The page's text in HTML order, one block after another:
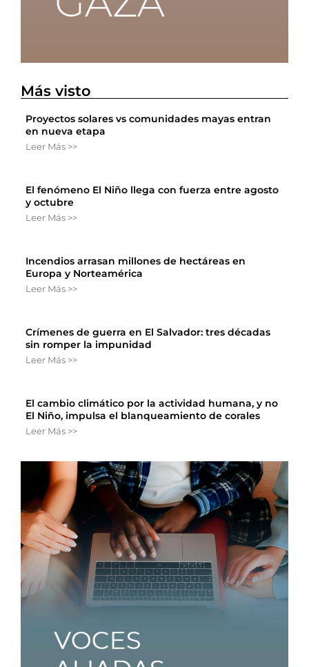
Más visto
Proyectos solares vs comunidades mayas entran
en nueva etapa
Leer Más >>
El fenómeno El Niño llega con fuerza entre agosto
y octubre
Leer Más >>
Incendios arrasan millones de hectáreas en
Europa y Norteamérica
Leer Más >>
Crímenes de guerra en El Salvador: tres décadas
sin romper la impunidad
Leer Más >>
El cambio climático por la actividad humana, y no
El Niño, impulsa el blanqueamiento de corales
Leer Más >>